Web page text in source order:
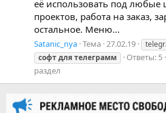
её использовать под любые
проектов, работа на заказ,
остальное. Меню...
Satanic_nya Тема 27.02.19
софтдлятелеграмм Ответы: 5
раздел